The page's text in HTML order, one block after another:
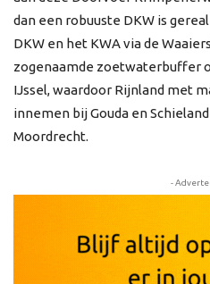
dan een robuuste DKW is
DKW en het KWA via de
zogenaamde zoetwaterbuffer
IJssel, waardoor Rijnland met
innemen bij Gouda en
Moordrecht.
-